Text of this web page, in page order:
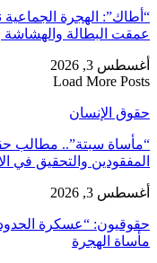
“أطاك”: الهجرة
عمقت البطالة والهشاشة
أغسطس 3, 2026
Load More Posts
حقوق الإنسان
“مأساة سبتة”.. مطالب
المفقودين والتحقيق في
أغسطس 3, 2026
حقوقيون: “عسكرة
مأساة الهجرة